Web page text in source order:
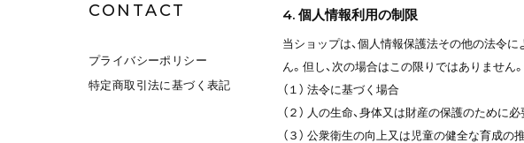
CONTACT
プライバシーポリシー
特定商取引法に基づく表記
4. 個人情報利用の制限
当ショップは、個人情報保護法その他の法令
ん。但し、次の場合はこの限りではありません。
（１） 法令に基づく場合
（２） 人の生命、身体又は財産の保護のため
（３） 公衆衛生の向上又は児童の健全な育成